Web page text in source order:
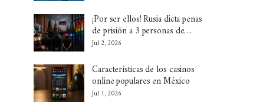
¡Por ser ellos! Rusia dicta penas
de prisión a 3 personas de…
Jul 2, 2026
Características de los casinos
online populares en México
Jul 1, 2026